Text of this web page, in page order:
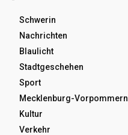
Schwerin
Nachrichten
Blaulicht
Stadtgeschehen
Sport
Mecklenburg-Vorpommern
Kultur
Verkehr